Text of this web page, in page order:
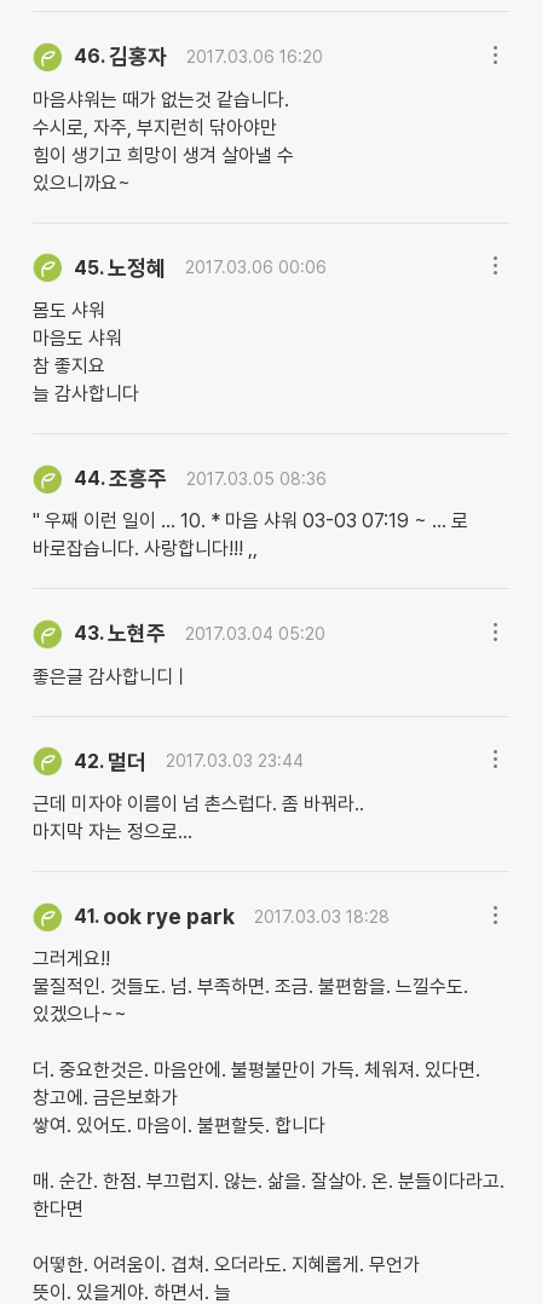
46.김홍자 2017.03.06 16:20
마음샤워는 때가 없는것 같습니다.
수시로, 자주, 부지런히 닦아야만
힘이 생기고 희망이 생겨 살아낼 수
있으니까요~
45.노정혜 2017.03.06 00:06
몸도 샤워
마음도 샤워
참 좋지요
늘 감사합니다
44.조흥주 2017.03.05 08:36
" 우째 이런 일이 … 10. * 마음 샤워 03-03 07:19 ~ … 로
바로잡습니다. 사랑합니다!!! ,,
43.노현주 2017.03.04 05:20
좋은글 감사합니디ㅣ
42. 멀더 2017.03.03 23:44
근데 미자야 이름이 넘 촌스럽다. 좀 바꿔라..
마지막 자는 정으로...
41. ook rye park 2017.03.03 18:28
그러게요!!
물질적인. 것들도. 넘. 부족하면. 조금. 불편함을. 느낄수도.
있겠으나~~
더. 중요한것은. 마음안에. 불평불만이 가득. 체워져. 있다면.
창고에. 금은보화가
쌓여. 있어도. 마음이. 불편할듯. 합니다
매. 순간. 한점. 부끄럽지. 않는. 삶을. 잘살아. 온. 분들이다라고.
한다면
어떻한. 어려움이. 겹쳐. 오더라도. 지혜롭게. 무언가
뜻이. 있을게야. 하면서. 늘